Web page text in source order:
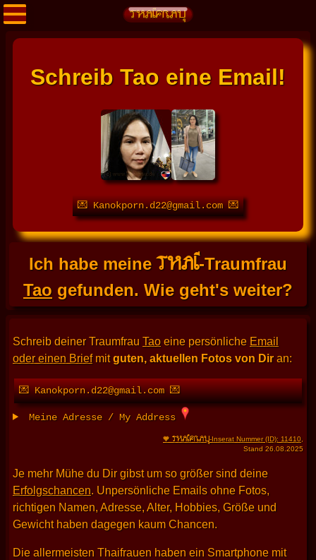
Schreib Tao eine Email!
💌 Kanokporn.d22@gmail.com 💌
Ich habe meineTHAI-Traumfrau
Tao gefunden. Wie geht's weiter?
Schreib deiner Traumfrau Tao eine persönliche Email
oder einen Briefmitguten, aktuellen Fotos von Diran:
💌 Kanokporn.d22@gmail.com 💌
Meine Adresse / My Address
🧡 THAIFRAU-Inserat Nummer (ID): 11410,
Stand 26.08.2025
Je mehr Mühe du Dir gibst um so größer sind deine
Erfolgschancen. Unpersönliche Emails ohne Fotos,
richtigen Namen, Adresse, Alter, Hobbies, Größe und
Gewicht haben dagegen kaum Chancen.
Die allermeisten Thaifrauen haben ein Smartphone mit